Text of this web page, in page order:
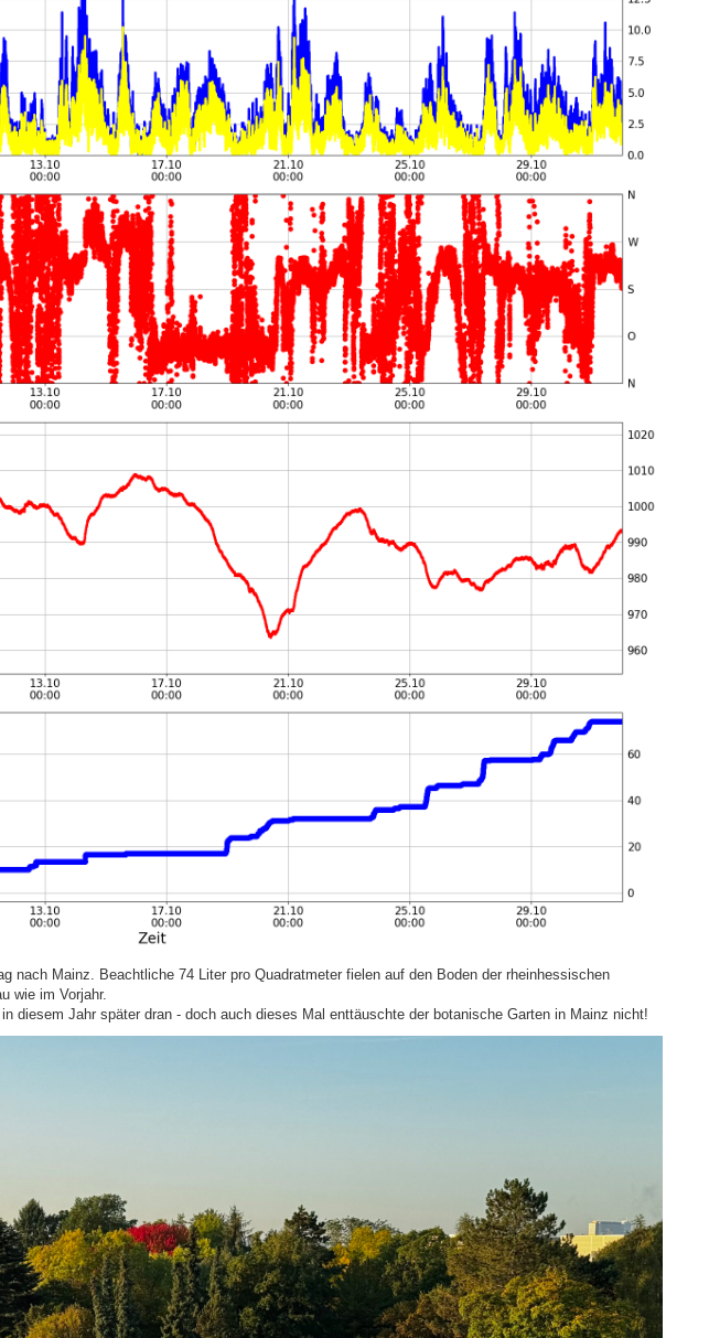
nach Mainz. Beachtliche 74 Liter pro Quadratmeter fielen auf den Boden der rheinhessischen
wie im Vorjahr.
diesem Jahr später dran - doch auch dieses Mal enttäuschte der botanische Garten in Mainz nicht!